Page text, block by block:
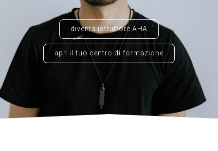
diventa istruttore AHA
apri il tuo centro di formazione